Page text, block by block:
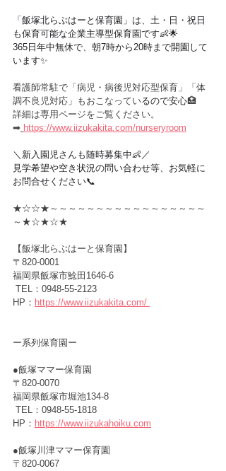
「飯塚北らぶはーと保育園」は、土・日・祝日
も保育可能な企業主導型保育園です👶🌟
365日年中無休で、朝7時から20時まで開園して
います✨
看護師常駐で「病児・病後児対応型保育」「体
調不良児対応」もおこなっているので安心🏥
詳細は専用ページをご覧ください。
➡︎ https://www.iizukakita.com/nurseryroom
＼新入園児さんも随時募集中👶／
見学希望や空き状況の問い合わせ等、お気軽に
お問合せください📞
★☆☆★～～～～～～～～～～～～～～～～～
～★☆★☆★
【飯塚北らぶはーと保育園】
〒820-0001
福岡県飯塚市鯰田1646-6
TEL：0948-55-2123
HP： https://www.iizukakita.com/
ー系列保育園ー
●飯塚ママー保育園
〒820-0070
福岡県飯塚市堀池134-8
TEL：0948-55-1818
HP： https://www.iizukahoiku.com
●飯塚川津ママー保育園
〒820-0067